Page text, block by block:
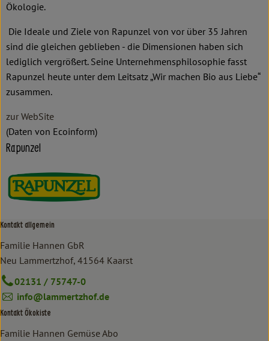
Ökologie.
Die Ideale und Ziele von Rapunzel von vor über 35 Jahren
sind die gleichen geblieben - die Dimensionen haben sich
lediglich vergrößert. Seine Unternehmensphilosophie fasst
Rapunzel heute unter dem Leitsatz „Wir machen Bio aus Liebe“
zusammen.
zur WebSite
(Daten von Ecoinform)
Rapunzel
Kontakt allgemein
Familie Hannen GbR
Neu Lammertzhof, 41564 Kaarst
02131 / 75747-0
info@lammertzhof.de
Kontakt Ökokiste
Familie Hannen Gemüse Abo